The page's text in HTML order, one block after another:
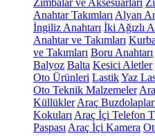
Zımbalar ve Aksesuarları
Anahtar Takımları Alyan
İngiliz Anahtarı İki Ağızlı
Anahtar ve Takımları
ve Takımları Boru Anahtarı
Balyoz Balta Kesici Aletler
Oto Ürünleri LastikYaz
Oto Teknik Malzemeler
Küllükler Araç
Kokuları Araç İçi Telefon
Paspası Araç İçi Kamera